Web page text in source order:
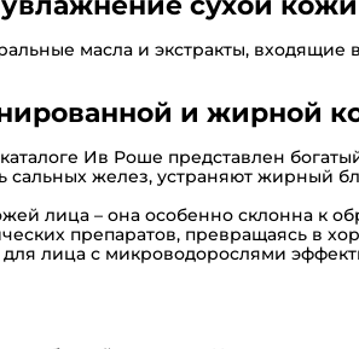
масла и экстракты, входящие в
и жирной
Ив Роше представлен
сальных желез, устраняют жирный
лица – она особенно склонна к
препаратов, превращаясь в
лица с микроводорослями